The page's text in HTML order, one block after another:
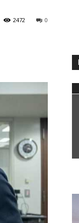
0
2472